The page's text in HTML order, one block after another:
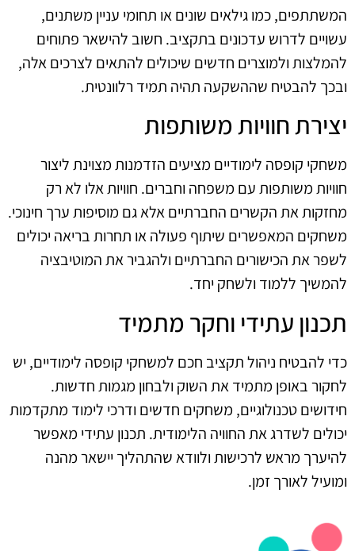
המשתתפים, כמו גילאים שונים או תחומי עניין משתנים,
עשויים לדרוש עדכונים בתקציב. חשוב להישאר פתוחים
להמלצות ולמוצרים חדשים שיכולים להתאים לצרכים אלה,
ובכך להבטיח שההשקעה תהיה תמיד רלוונטית.
יצירת חוויות משותפות
משחקי קופסה לימודיים מציעים הזדמנות מצוינת ליצור
חוויות משותפות עם משפחה וחברים. חוויות אלו לא רק
מחזקות את הקשרים החברתיים אלא גם מוסיפות ערך חינוכי.
משחקים המאפשרים שיתוף פעולה או תחרות בריאה יכולים
לשפר את הכישורים החברתיים ולהגביר את המוטיבציה
להמשיך ללמוד ולשחק יחד.
תכנון עתידי וחקר מתמיד
כדי להבטיח ניהול תקציב חכם למשחקי קופסה לימודיים, יש
לחקור באופן מתמיד את השוק ולבחון מגמות חדשות.
חידושים טכנולוגיים, משחקים חדשים ודרכי לימוד מתקדמות
יכולים לשדרג את החוויה הלימודית. תכנון עתידי מאפשר
להיערך מראש לרכישות ולוודא שהתהליך יישאר מהנה
ומועיל לאורך זמן.